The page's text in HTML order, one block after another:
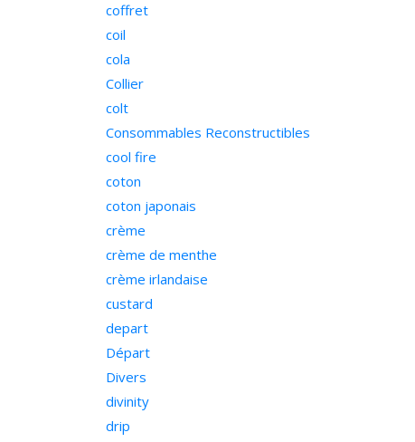
coffret
coil
cola
Collier
colt
Consommables Reconstructibles
cool fire
coton
coton japonais
crème
crème de menthe
crème irlandaise
custard
depart
Départ
Divers
divinity
drip